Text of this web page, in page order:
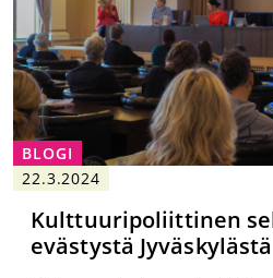
BLOGI
22.3.2024
Kulttuuripoliittinen
evästystä Jyväskylästä